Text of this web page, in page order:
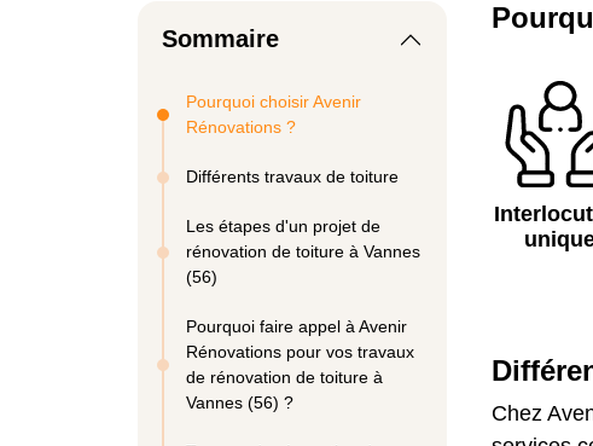
Sommaire
Pourquoi choisir Avenir
Rénovations ?
Différents travaux de toiture
Les étapes d'un projet de
rénovation de toiture à Vannes
(56)
Pourquoi faire appel à Avenir
Rénovations pour vos travaux
de rénovation de toiture à
Vannes (56) ?
Chez